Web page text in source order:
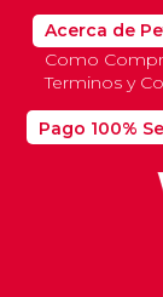
Pago 100%
Acerca de
Como
Terminos y